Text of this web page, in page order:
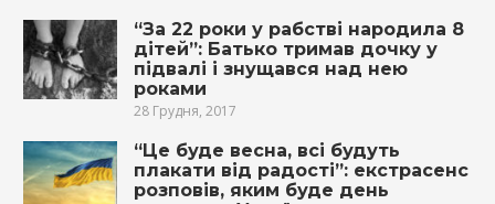
“За 22 роки у рабстві народила 8
дітей”: Батько тримав дочку у
підвалі і знущався над нею
роками
28 Грудня, 2017
“Це буде весна, всі будуть
плакати від радості”: екстрасенс
розповів, яким буде день